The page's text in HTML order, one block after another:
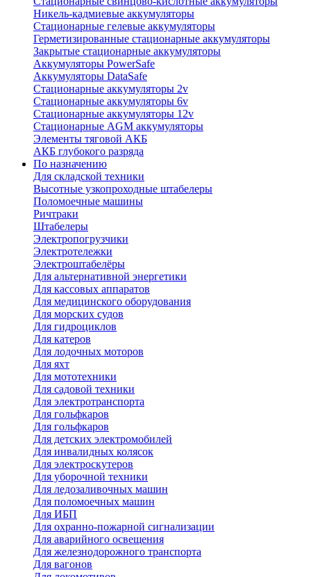
Никель-кадмиевые аккумуляторы
Стационарные гелевые аккумуляторы
Герметизированные стационарные аккумуляторы
Закрытые стационарные аккумуляторы
Аккумуляторы PowerSafe
Аккумуляторы DataSafe
Стационарные аккумуляторы 2v
Стационарные аккумуляторы 6v
Стационарные аккумуляторы 12v
Стационарные AGM аккумуляторы
Элементы тяговой АКБ
АКБ глубокого разряда
По назначению
Для складской техники
Высотные узкопроходные штабелеры
Поломоечные машины
Ричтраки
Штабелеры
Электропогрузчики
Электротележки
Электроштабелёры
Для альтернативной энергетики
Для кассовых аппаратов
Для медицинского оборудования
Для морских судов
Для гидроциклов
Для катеров
Для лодочных моторов
Для яхт
Для мототехники
Для садовой техники
Для электротранспорта
Для гольфкаров
Для гольфкаров
Для детских электромобилей
Для инвалидных колясок
Для электроскутеров
Для уборочной техники
Для ледозаливочных машин
Для поломоечных машин
Для ИБП
Для охранно-пожарной сигнализации
Для аварийного освещения
Для железнодорожного транспорта
Для вагонов